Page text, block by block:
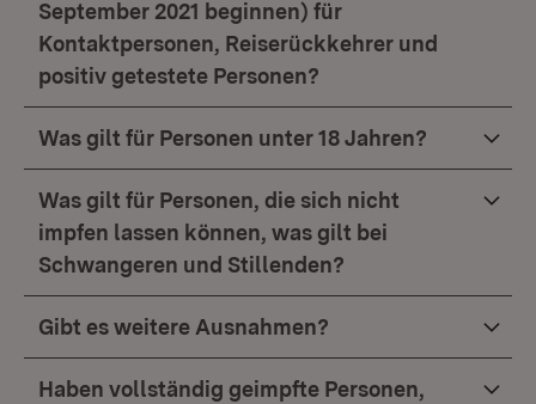
September 2021 beginnen) für
Kontaktpersonen, Reiserückkehrer und
positiv getestete Personen?
Was gilt für Personen unter 18 Jahren?
Was gilt für Personen, die sich nicht
impfen lassen können, was gilt bei
Schwangeren und Stillenden?
Gibt es weitere Ausnahmen?
Haben vollständig geimpfte Personen,